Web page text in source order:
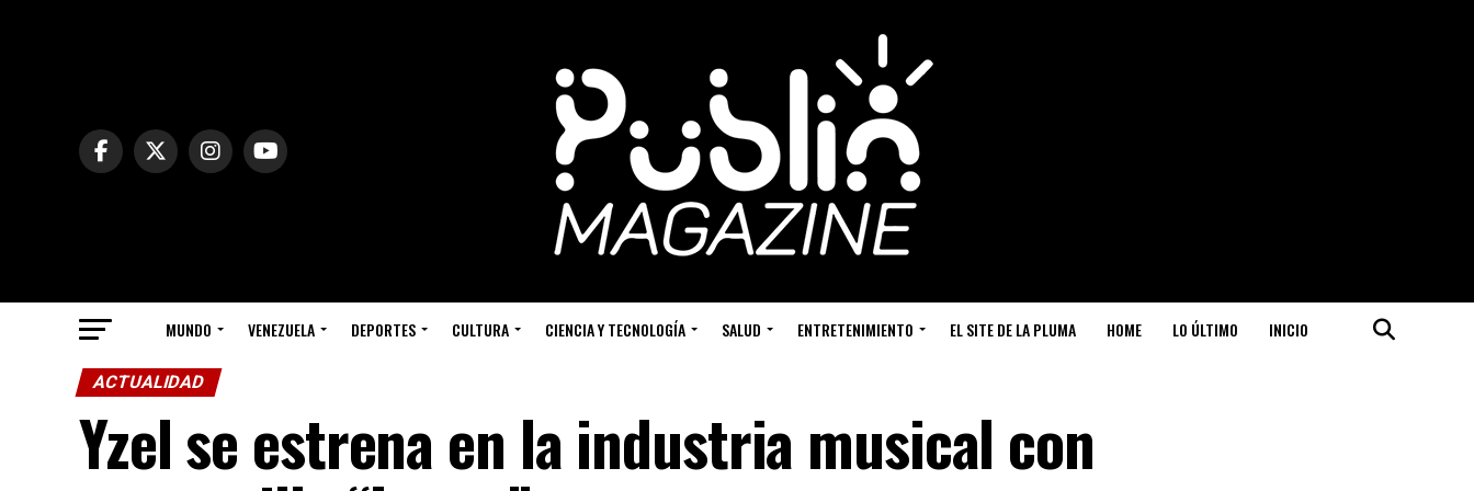
MUNDO VENEZUELA DEPORTES CULTURA CIENCIA Y TECNOLOGÍA SALUD ENTRETENIMIENTO EL SITE DE LA PLUMA HOME LO ÚLTIMO INICIO
ACTUALIDAD
Yzel se estrena en la industria musical con